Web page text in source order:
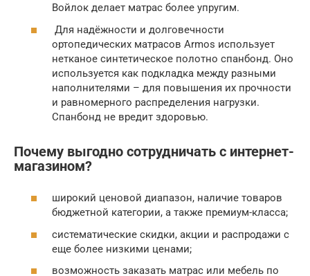
Войлок делает матрас более упругим.
Для надёжности и долговечности
ортопедических матрасов Armos использует
нетканое синтетическое полотно спанбонд. Оно
используется как подкладка между разными
наполнителями – для повышения их прочности
и равномерного распределения нагрузки.
Спанбонд не вредит здоровью.
Почему выгодно сотрудничать с интернет-
магазином?
широкий ценовой диапазон, наличие товаров
бюджетной категории, а также премиум-класса;
систематические скидки, акции и распродажи с
еще более низкими ценами;
возможность заказать матрас или мебель по